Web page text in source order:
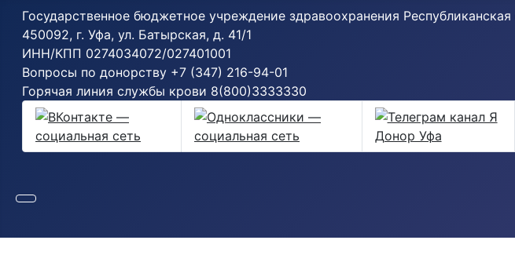
Государственное бюджетное учреждение здравоохранения
450092, г. Уфа, ул. Батырская, д. 41/1
ИНН/КПП 0274034072/027401001
Вопросы по донорству +7 (347) 216-94-01
Горячая линия службы крови 8(800)3333330